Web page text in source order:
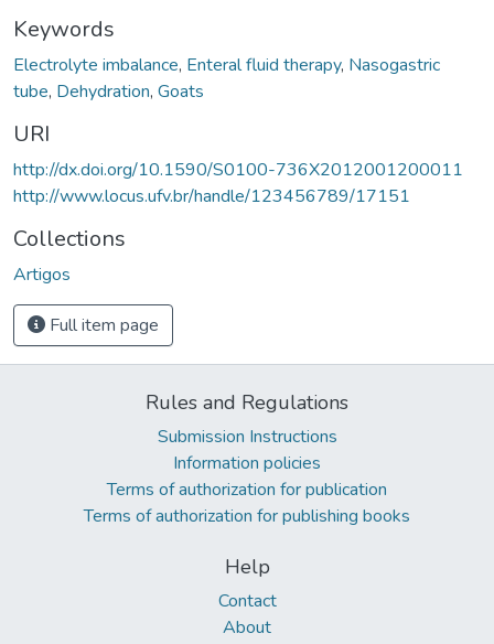
Keywords
Electrolyte imbalance, Enteral fluid therapy, Nasogastric
tube, Dehydration, Goats
URI
http://dx.doi.org/10.1590/S0100-736X2012001200011
http://www.locus.ufv.br/handle/123456789/17151
Collections
Artigos
Full item page
Rules and Regulations
Submission Instructions
Information policies
Terms of authorization for publication
Terms of authorization for publishing books
Help
Contact
About